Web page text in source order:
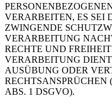
VERARBEITEN, ES SEI
ZWINGENDE
VERARBEITUNG
RECHTE UND
VERARBEITUNG
AUSÜBUNG ODER
RECHTSANSPRÜCHEN
ABS. 1 DSGVO).